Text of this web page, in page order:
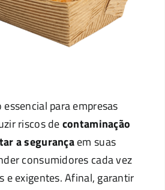
para empresas
riscos decontaminação
a segurançaem suas
consumidores cada vez
e exigentes. Afinal, garantir